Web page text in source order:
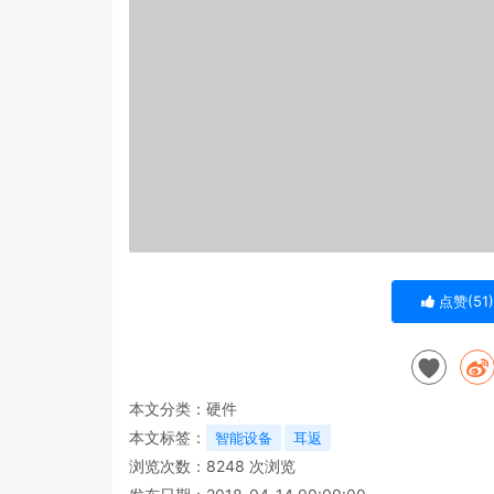
点赞(51)
本文分类： 硬件
本文标签：
智能设备 耳返
浏览次数： 8248 次浏览